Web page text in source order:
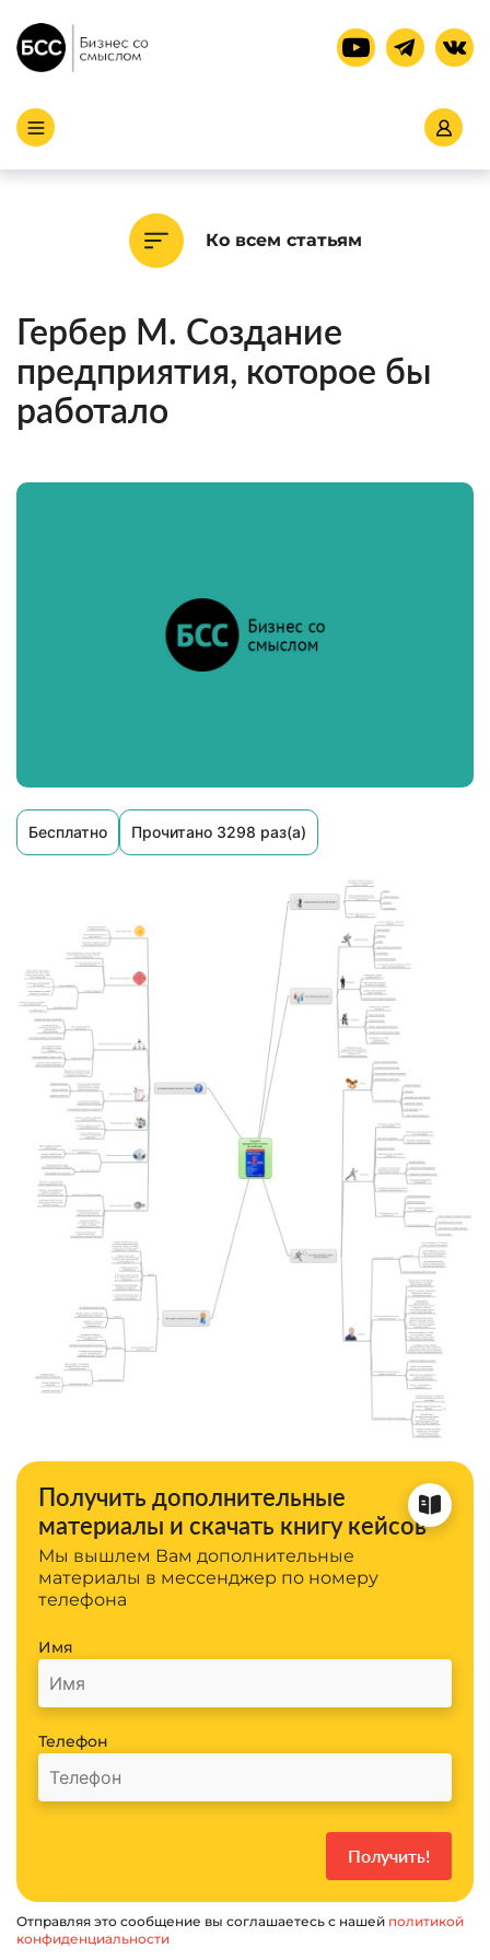
Ко всем статьям
Гербер М. Создание
предприятия, которое бы
работало
Бесплатно Прочитано 3298 раз(а)
Получить дополнительные
материалы и скачать книгу кейсов
Мы вышлем Вам дополнительные
материалы в мессенджер по номеру
телефона
Имя
Телефон
Отправляя это сообщение вы соглашаетесь с нашей политикой
конфиденциальности